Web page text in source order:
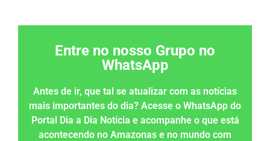
Entre no nosso Grupo no
WhatsApp
Antes de ir, que tal se atualizar com as notícias
mais importantes do dia? Acesse o WhatsApp do
Portal Dia a Dia Notícia e acompanhe o que está
acontecendo no Amazonas e no mundo com